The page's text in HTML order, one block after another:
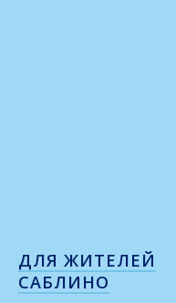
ДЛЯ ЖИТЕЛЕЙ
САБЛИНО